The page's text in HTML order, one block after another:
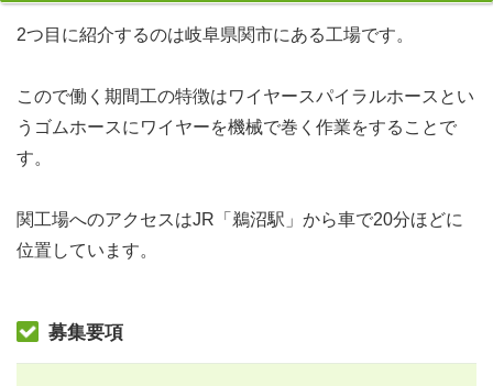
2つ目に紹介するのは岐阜県関市にある工場です。
こので働く期間工の特徴はワイヤースパイラルホースとい
うゴムホースにワイヤーを機械で巻く作業をすることで
す。
関工場へのアクセスはJR「鵜沼駅」から車で20分ほどに
位置しています。
募集要項